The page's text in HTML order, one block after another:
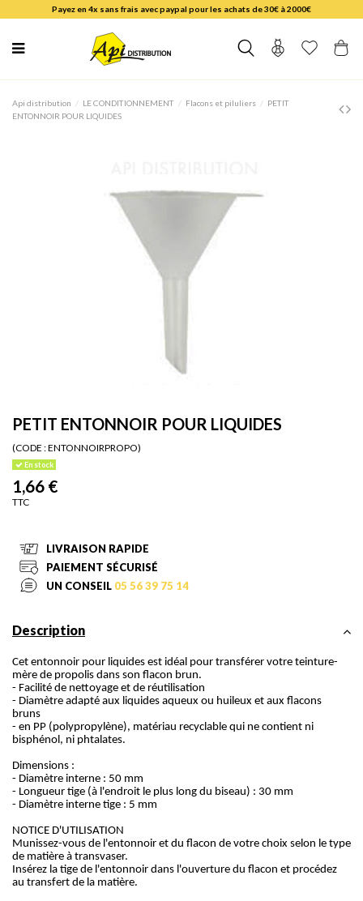
Payez en 4x sans frais avec paypal pour les achats de 30€ à 2000€
Api distribution LE CONDITIONNEMENT Flacons et piluliers
PETIT
ENTONNOIR POUR LIQUIDES
PETIT ENTONNOIR POUR LIQUIDES
(CODE :ENTONNOIRPROPO)
En stock
1,66 €
TTC
LIVRAISON RAPIDE
PAIEMENT SÉCURISÉ
UN CONSEIL 05 56 39 75 14
Description
Cet entonnoir pour liquides est idéal pour transférer votre teinture-
mère de propolis dans son flacon brun.
- Facilité de nettoyage et de réutilisation
- Diamètre adapté aux liquides aqueux ou huileux et aux flacons
bruns
- en PP (polypropylène), matériau recyclable qui ne contient ni
bisphénol, ni phtalates.
Dimensions :
- Diamètre interne : 50 mm
- Longueur tige (à l'endroit le plus long du biseau) : 30 mm
- Diamètre interne tige : 5 mm
NOTICE D'UTILISATION
Munissez-vous de l'entonnoir et du flacon de votre choix selon le type
de matière à transvaser.
Insérez la tige de l'entonnoir dans l'ouverture du flacon et procédez
au transfert de la matière.